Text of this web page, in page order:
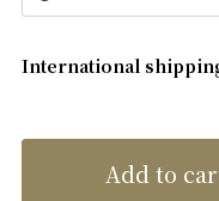
International
Add to